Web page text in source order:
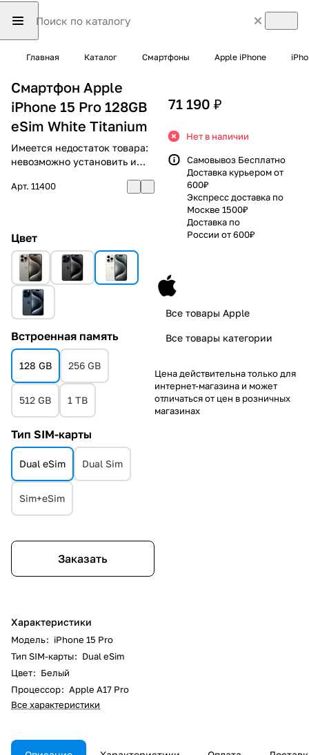
Главная Каталог Смартфоны Apple iPhone
Смартфон Apple
iPhone 15 Pro 128GB
eSim White Titanium
Имеется недостаток товара:
невозможно установить и
Арт. 11400
Цвет
Встроенная память
128 GB 256 GB
512 GB 1 TB
Тип SIM-карты
Dual eSim Dual Sim
Sim+eSim
Заказать
Характеристики
Модель: iPhone 15 Pro
Тип SIM-карты: Dual eSim
Цвет: Белый
Процессор: Apple A17 Pro
Все характеристики
71 190 ₽
Нет в наличии
Самовывоз Бесплатно
Доставка курьером от
600₽
Экспресс доставка по
Москве 1500₽
Доставка по
России от 600₽
Все товары Apple
Все товары категории
Цена действительна только для
интернет-магазина и может
отличаться от цен в розничных
магазинах